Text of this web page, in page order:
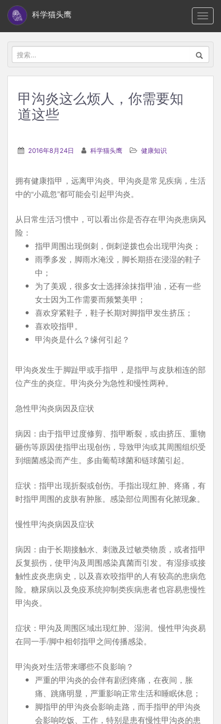
i
科学猫头鹰
搜
索：
甲沟炎这么烦人，你需要知
道这些
2016年8月24日 科学猫头鹰 健康知识
拥有健康指甲，远离甲沟炎。甲沟炎是常见疾病，生活
中的“小疏忽”都可能会引起甲沟炎。
从日常生活习惯中，可以看出你是否存在甲沟炎患病风
险：
指甲周围出现倒刺，倒刺逆拨也会出现甲沟炎；
雨季多发，脚雨水淹没，脚长期捂在浸湿的鞋子
中；
为了美观，很多女士选择涂抹指甲油，还有一些
女士因为工作需要而频繁美甲；
喜欢穿紧鞋子，鞋子长期对脚指甲发生挤压；
喜欢咬指甲。
甲沟炎是什么？缘何引起？
甲沟炎发生于脚趾甲或手指甲，是指甲与皮肤相连的部
位产生的炎症。甲沟炎分为急性和慢性两种。
急性甲沟炎病因及症状
病因：由于指甲过度修剪、指甲断裂，或由挤压、重物
砸伤等原因使指甲出现创伤，导致甲沟或其周围组织受
到细菌感染而产生。多由葡萄球菌和链球菌引起。
症状：指甲出现折裂或创伤。手指出现红肿、疼痛，有
时指甲周围的皮肤有肿胀。感染部位周围有化脓现象。
慢性甲沟炎病因及症状
病因：由于长期接触水、刺激及过敏类物质，或者指甲
反复损伤，使甲沟及周围感染真菌而引发。有湿疹或接
触性皮炎患病史，以及喜欢咬指甲的人有较高的患病危
险。糖尿病以及免疫系统抑制类疾病患者也容易患慢性
甲沟炎。
症状：甲沟及周围区域出现红肿、湿润。慢性甲沟炎易
在同一手/脚中相邻指甲之间传播感染。
甲沟炎对生活带来哪些不良影响？
严重的甲沟炎的会伴有剧烈疼痛，在夜间，胀
痛、跳痛明显，严重影响正常生活和睡眠休息；
脚指甲的甲沟炎会影响走路，而手指甲的甲沟炎
会影响吃饭、工作，特别是患有慢性甲沟炎的患